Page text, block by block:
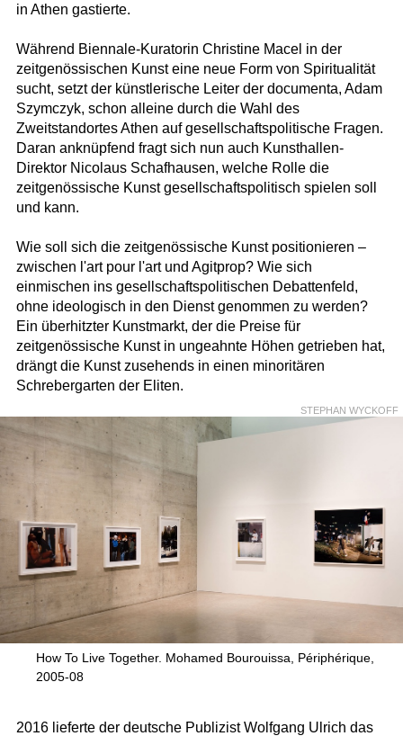
in Athen gastierte.
Während Biennale-Kuratorin Christine Macel in der
zeitgenössischen Kunst eine neue Form von Spiritualität
sucht, setzt der künstlerische Leiter der documenta, Adam
Szymczyk, schon alleine durch die Wahl des
Zweitstandortes Athen auf gesellschaftspolitische Fragen.
Daran anknüpfend fragt sich nun auch Kunsthallen-
Direktor Nicolaus Schafhausen, welche Rolle die
zeitgenössische Kunst gesellschaftspolitisch spielen soll
und kann.
Wie soll sich die zeitgenössische Kunst positionieren –
zwischen l'art pour l'art und Agitprop? Wie sich
einmischen ins gesellschaftspolitischen Debattenfeld,
ohne ideologisch in den Dienst genommen zu werden?
Ein überhitzter Kunstmarkt, der die Preise für
zeitgenössische Kunst in ungeahnte Höhen getrieben hat,
drängt die Kunst zusehends in einen minoritären
Schrebergarten der Eliten.
How To Live Together. Mohamed Bourouissa, Périphérique,
2005-08
STEPHAN WYCKOFF
2016 lieferte der deutsche Publizist Wolfgang Ulrich das